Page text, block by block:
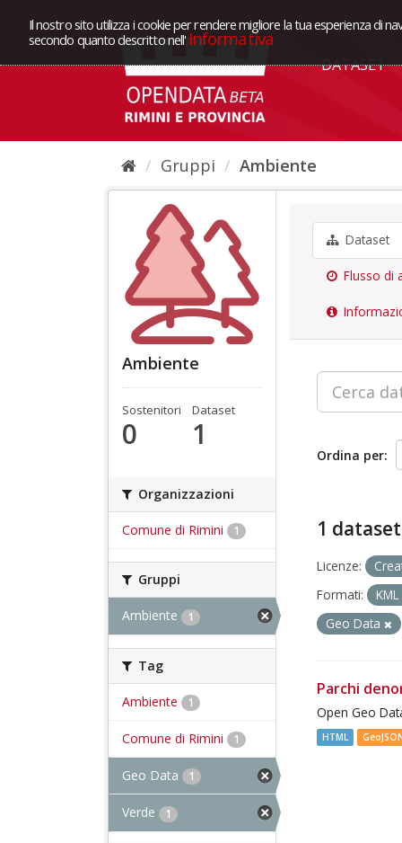
Il nostro sito utilizza i cookie per rendere migliore la tua esperienza di
secondo quanto descritto nell' Informativa
DATASET
Gruppi Ambiente
Ambiente
Sostenitori
0
Dataset
1
Organizzazioni
Comune di Rimini 1
Gruppi
Ambiente 1
Tag
Ambiente 1
Comune di Rimini 1
Geo Data 1
Verde 1
Dataset
Flusso di
Ordina per
1
Licenze:
Formati:
KML
Geo Data
Parchi
Open Geo
HTML